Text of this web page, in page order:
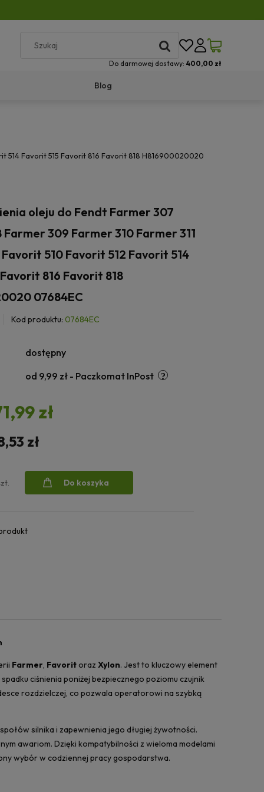
Do darmowej dostawy: 400,00 zł
Blog
514 Favorit 515 Favorit 816 Favorit 818 H816900020020
oleju do Fendt Farmer 307
309 Farmer 310 Farmer 311
510 Favorit 512 Favorit 514
816 Favorit 818
07684EC
Kod produktu: 07684EC
dostępny
od 9,99 zł - Paczkomat InPost
zł
zł
Do koszyka
Farmer, Favoritoraz Xylon. Jest to kluczowy element
ciśnienia poniżej bezpiecznego poziomu czujnik
rozdzielczej, co pozwala operatorowi na szybką
silnika i zapewnienia jego długiej żywotności.
awariom. Dzięki kompatybilności z wieloma modelami
wybór w codziennej pracy gospodarstwa.